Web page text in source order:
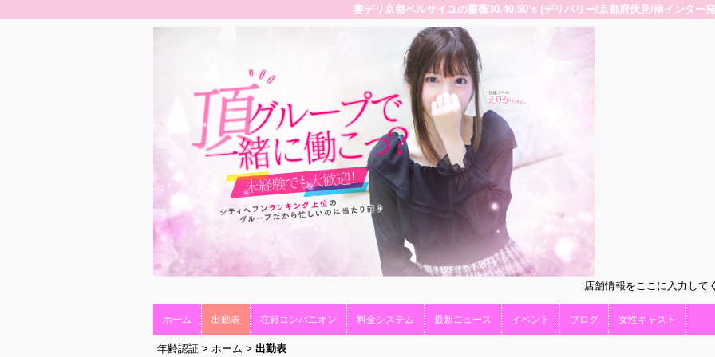
妻デリ京都ベルサイユの薔薇30.40.50’s (デリバリー/京都府伏見/南インター
店舗情報をここに入力して
ホーム 出勤表 在籍コンパニオン 料金システム 最新ニュース イベント ブログ 女性キャスト
年齢認証 > ホーム > 出勤表